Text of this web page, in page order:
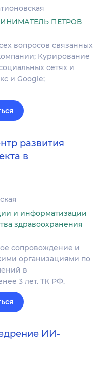
ПЕТРОВ
вопросов связанных
Курирование
сетях и
и Google;
развития
в
и информатизации
здравоохранения
сопровождение и
организациями по
в
3 лет. ТК РФ.
ИИ-